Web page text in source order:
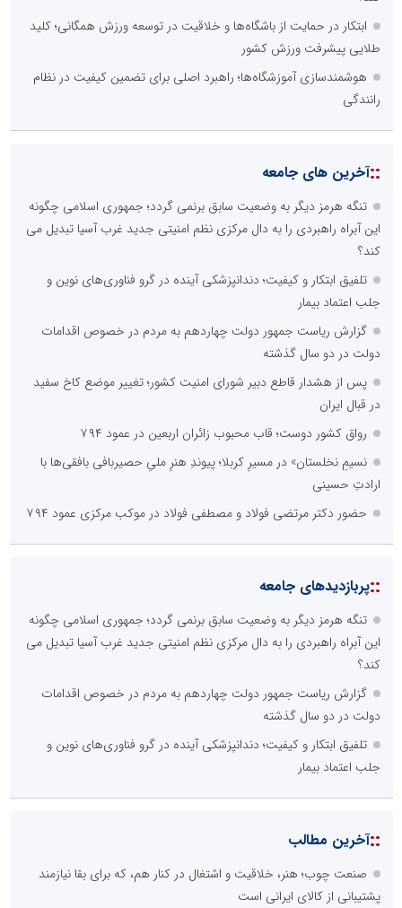
ابتکار در حمایت از باشگاه‌ها و خلاقیت در توسعه ورزش همگانی؛ کلید
طلایی پیشرفت ورزش کشور
هوشمندسازی آموزشگاه‌ها؛ راهبرد اصلی برای تضمین کیفیت در نظام
رانندگی
::آخرین های جامعه
تنگه هرمز دیگر به وضعیت سابق برنمی گردد؛ جمهوری اسلامی چگونه
این آبراه راهبردی را به دال مرکزی نظم امنیتی جدید غرب آسیا تبدیل می
کند؟
تلفیق ابتکار و کیفیت؛ دندانپزشکی آینده در گرو فناوری‌های نوین و
جلب اعتماد بیمار
گزارش ریاست جمهور دولت چهاردهم به مردم در خصوص اقدامات
دولت در دو سال گذشته
پس از هشدار قاطع دبیر شورای امنیت کشور؛ تغییر موضع کاخ سفید
در قبال ایران
رواق کشور دوست؛ قاب محبوب زائران اربعین در عمود ۷۹۴
نسیمِ نخلستان» در مسیرِ کربلا؛ پیوندِ هنرِ ملیِ حصیربافی بافقی‌ها با
ارادتِ حسینی
حضور دکتر مرتضی فولاد و مصطفی فولاد در موکب مرکزی عمود ۷۹۴
::پربازدیدهای جامعه
تنگه هرمز دیگر به وضعیت سابق برنمی گردد؛ جمهوری اسلامی چگونه
این آبراه راهبردی را به دال مرکزی نظم امنیتی جدید غرب آسیا تبدیل می
کند؟
گزارش ریاست جمهور دولت چهاردهم به مردم در خصوص اقدامات
دولت در دو سال گذشته
تلفیق ابتکار و کیفیت؛ دندانپزشکی آینده در گرو فناوری‌های نوین و
جلب اعتماد بیمار
::آخرین مطالب
صنعت چوب؛ هنر، خلاقیت و اشتغال در کنار هم، که برای بقا نیازمند
پشتیبانی از کالای ایرانی است